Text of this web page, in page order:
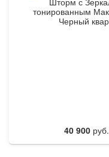
40 900руб.